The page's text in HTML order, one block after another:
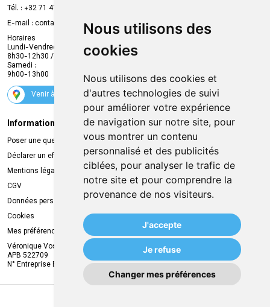
Nous utilisons des
cookies
Nous utilisons des cookies et
d'autres technologies de suivi
pour améliorer votre expérience
de navigation sur notre site, pour
vous montrer un contenu
personnalisé et des publicités
ciblées, pour analyser le trafic de
notre site et pour comprendre la
provenance de nos visiteurs.
J'accepte
Je refuse
Changer mes préférences
Tél. : +32 71 41 32 10
E-mail : contact
mvapharma.be
Horaires
Lundi-Vendredi :
8h30-12h30 / 13h30-18h30
Samedi :
9h00-13h00
Venir à la pharmacie
Compte professionnel
Envoi d’ordonnance
Suivez-nous
Informations légales
Poser une question
Déclarer un effet indésirable
Mentions légales
CGV
Données personnelles
Cookies
Mes préférences Cookies
Véronique Vos
APB 522709
N° Entreprise BE0749.944.612
Livraison
Retrait à la pharmacie
Livraison chez vous
Livraison dans un Point Relais